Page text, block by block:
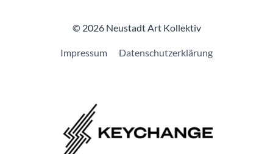
© 2026 Neustadt Art Kollektiv
Impressum Datenschutzerklärung